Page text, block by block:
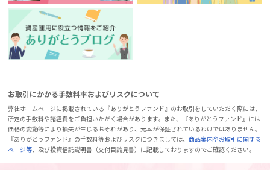
お取引にかかる手数料率およびリスクについて
弊社ホームページに掲載されている『ありがとうファンド』のお取引をしていただく際には、
所定の手数料や諸経費をご負担いただく場合があります。また、『ありがとうファンド』には
価格の変動等により損失が生じるおそれがあり、元本が保証されているわけではありません。
『ありがとうファンド』の手数料等およびリスクにつきましては、商品案内やお取引に関する
ページ等、及び投資信託説明書（交付目論見書）に記載しておりますのでご確認ください。